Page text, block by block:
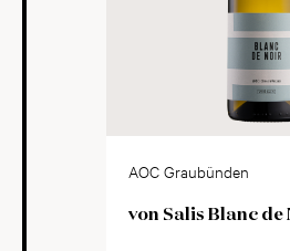
AOC Graubünden
von Salis Blanc de